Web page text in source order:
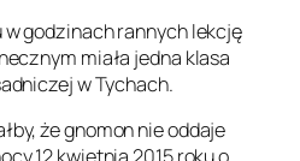
w godzinach rannych lekcję
miała jedna klasa
w Tychach.
że gnomon nie oddaje